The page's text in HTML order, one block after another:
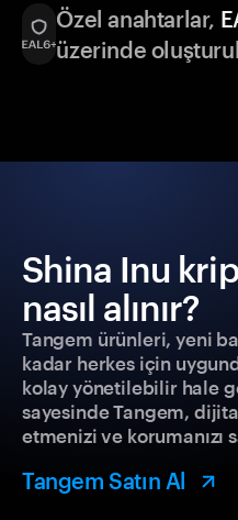
Özel anahtarlar,
üzerinde
Shina Inu
nasıl alınır?
Tangem ürünleri, yeni
kadar herkes için
kolay yönetilebilir hale
sayesinde Tangem,
etmenizi ve korumanızı
Tangem Satın Al